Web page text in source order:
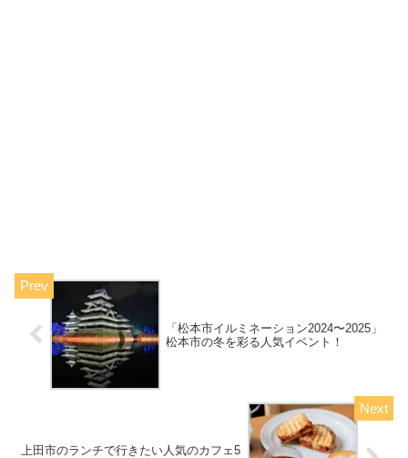
「松本市イルミネーション2024〜2025」
松本市の冬を彩る人気イベント！
上田市のランチで行きたい人気のカフェ5